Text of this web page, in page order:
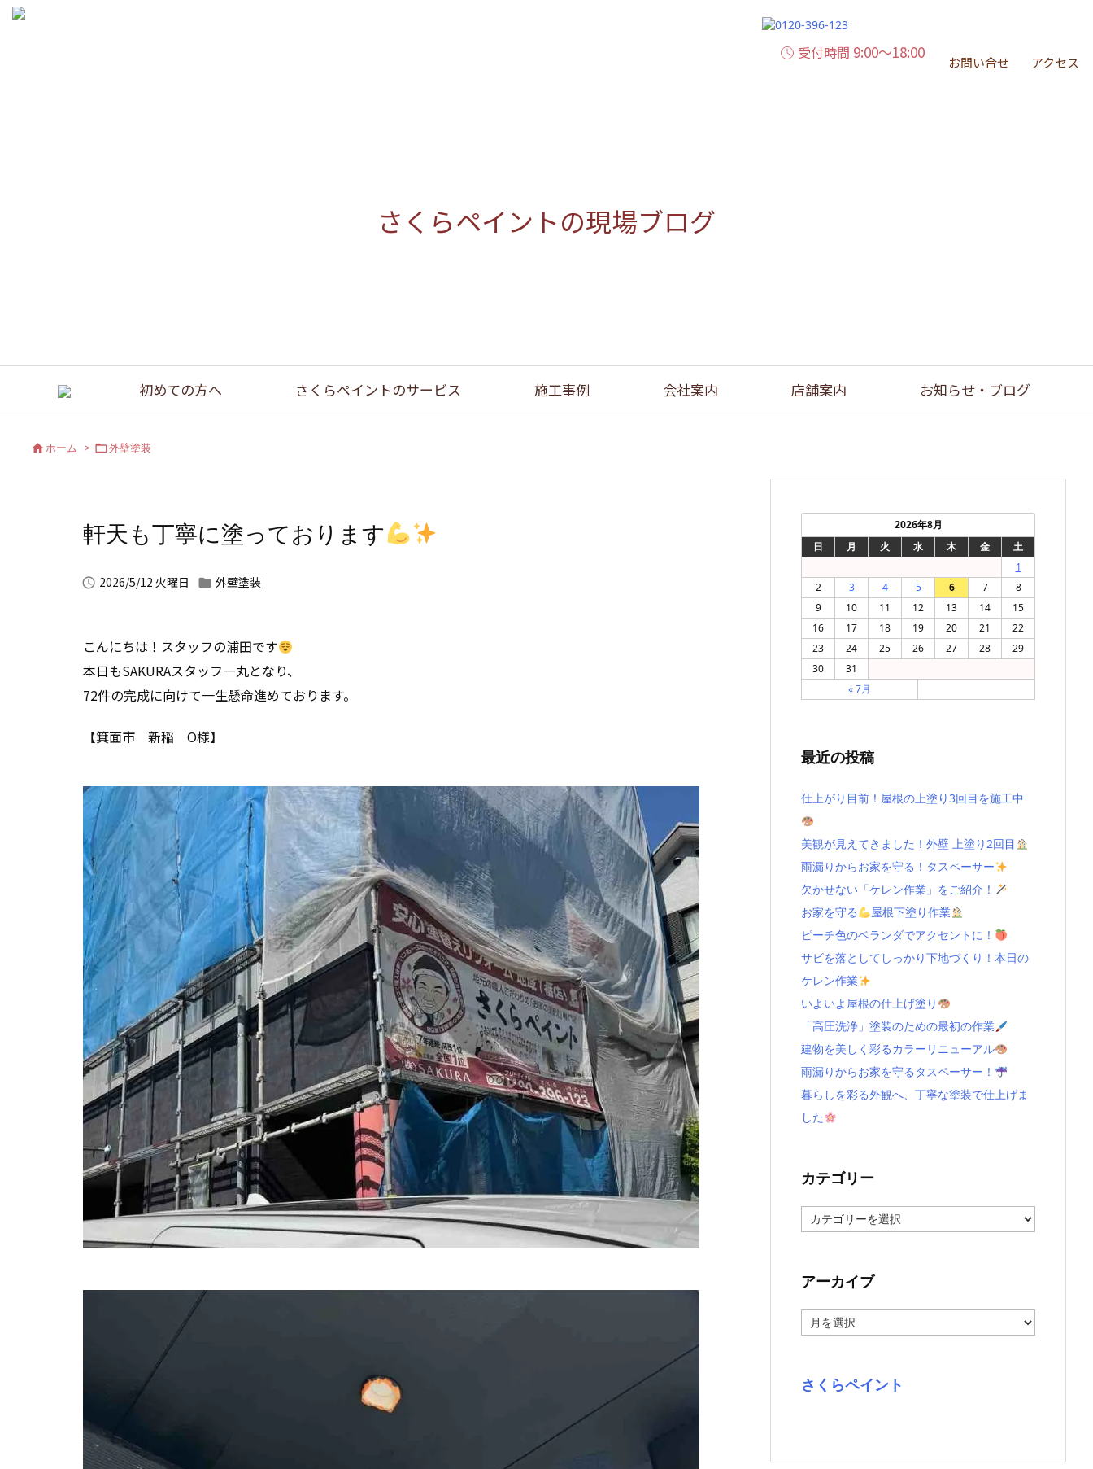
受付時間 9:00～18:00
お問い合せ アクセス
さくらペイントの現場ブログ
初めての方へ さくらペイントのサービス 施工事例 会社案内 店舗案内 お知らせ・ブログ
ホーム > 外壁塗装
軒天も丁寧に塗っております
 2026/5/12 火曜日  外壁塗装
こんにちは！スタッフの浦田です
本日もSAKURAスタッフ一丸となり、
72件の完成に向けて一生懸命進めております。
【箕面市 新稲 O様】
2026年8月
日
月 火 水 木 金
土
1
2
3 4 5 6 7
8
9
10 11 12 13 14
15
16
17 18 19 20 21
22
23
24 25 26 27 28
29
30
31
« 7月
最近の投稿
仕上がり目前！屋根の上塗り3回目を施工中
美観が見えてきました！外壁 上塗り2回目
雨漏りからお家を守る！タスペーサー
欠かせない「ケレン作業」をご紹介！
お家を守る
屋根下塗り作業
ピーチ色のベランダでアクセントに！
サビを落としてしっかり下地づくり！本日の
ケレン作業
いよいよ屋根の仕上げ塗り
「高圧洗浄」塗装のための最初の作業
建物を美しく彩るカラーリニューアル
雨漏りからお家を守るタスペーサー！
暮らしを彩る外観へ、丁寧な塗装で仕上げま
した
カテゴリー
テ
ー
アーカイブ
ー
ブ
さくらペイント